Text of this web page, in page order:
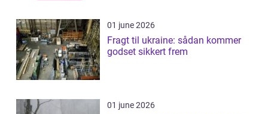
01 june 2026
Fragt til ukraine: sådan kommer
godset sikkert frem
01 june 2026